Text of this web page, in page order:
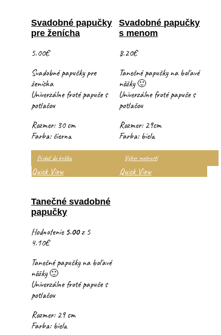
Svadobné papučky
pre ženícha
5.00€
Svadobné papučky pre
ženícha
Univerzálne froté papuče s
potlačou
Rozmer: 30 cm
Farba: čierna
Pridať do košíka
Quick View
Svadobné papučky
s menom
8.20€
Tanečné papučky na boľavé
nôžky 🙂
Univerzálne froté papuče s
potlačou
Rozmer: 29cm
Farba: biela
Výber možností
Quick View
Tanečné svadobné
papučky
Hodnotenie 5.00z 5
4.10€
Tanečné papučky na boľavé
nôžky 🙂
Univerzálne froté papuče s
potlačou
Rozmer: 29 cm
Farba: biela